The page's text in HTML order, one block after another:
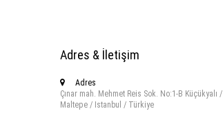
Adres & İletişim
Adres
Çınar mah. Mehmet Reis Sok. No:1-B Küçükyalı /
Maltepe / Istanbul / Türkiye